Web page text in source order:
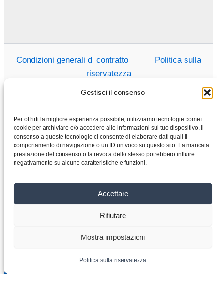
Gestisci il consenso
Per offrirti la migliore esperienza possibile, utilizziamo tecnologie come i
cookie per archiviare e/o accedere alle informazioni sul tuo dispositivo. Il
consenso a queste tecnologie ci consente di elaborare dati quali il
comportamento di navigazione o un ID univoco su questo sito. La mancata
prestazione del consenso o la revoca dello stesso potrebbero influire
negativamente su alcune caratteristiche e funzioni.
Accettare
Rifiutare
Mostra impostazioni
Politica sulla riservatezza
Condizioni generali di contratto
Politica sulla
riservatezza
Casa
Negozio
Motori elettrici
Convertitore di frequenza
Chi siamo
Contatto
Copyright © 2026 VYBO-AZIONAMENTI.IT